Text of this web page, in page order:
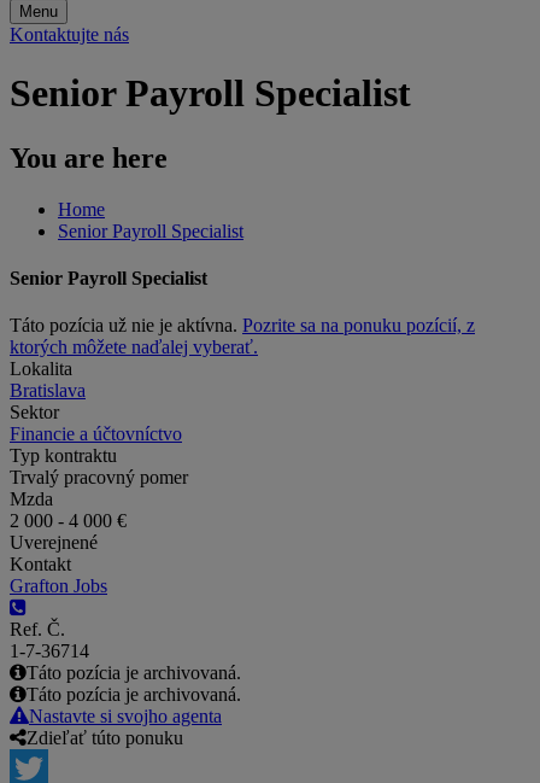
Menu
Kontaktujte nás
Senior Payroll Specialist
You are here
Home
Senior Payroll Specialist
Senior Payroll Specialist
Táto pozícia už nie je aktívna. Pozrite sa na ponuku pozícií, z
ktorých môžete naďalej vyberať.
Lokalita
Bratislava
Sektor
Financie a účtovníctvo
Typ kontraktu
Trvalý pracovný pomer
Mzda
2 000 - 4 000 €
Uverejnené
Kontakt
Grafton Jobs
Ref. Č.
1-7-36714
Táto pozícia je archivovaná.
Táto pozícia je archivovaná.
Nastavte si svojho agenta
Zdieľať túto ponuku